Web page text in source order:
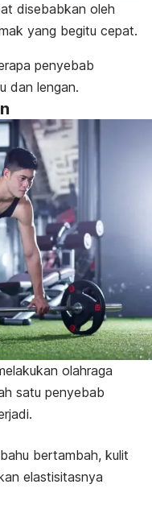
disebabkan oleh
yang begitu cepat.
penyebab
dan lengan.
olahraga
satu penyebab
bertambah, kulit
elastisitasnya